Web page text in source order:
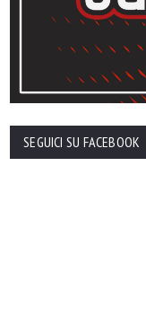
SEGUICI SU FACEBOOK